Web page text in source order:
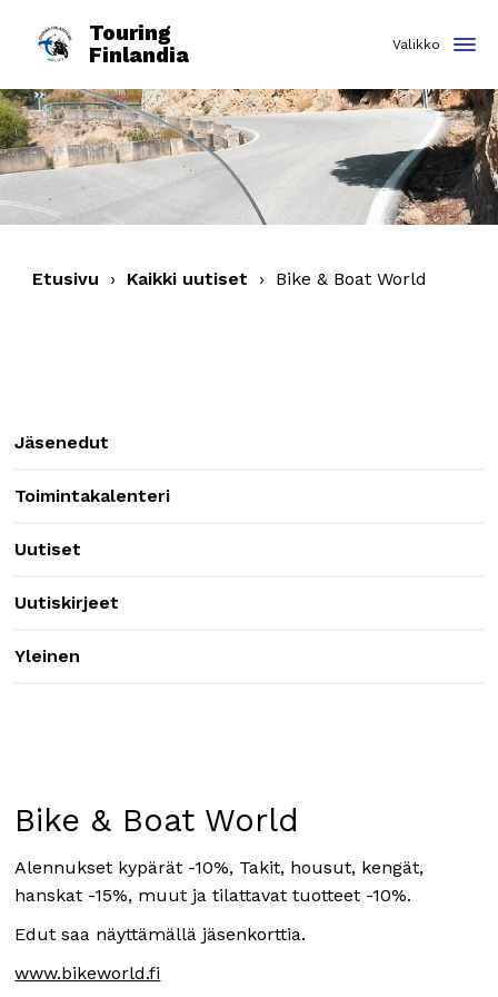
Touring
Finlandia
Etusivu › Kaikki uutiset › Bike & Boat World
Jäsenedut
Toimintakalenteri
Uutiset
Uutiskirjeet
Yleinen
Bike & Boat World
Alennukset kypärät -10%, Takit, housut, kengät,
hanskat -15%, muut ja tilattavat tuotteet -10%.
Edut saa näyttämällä jäsenkorttia.
www.bikeworld.fi